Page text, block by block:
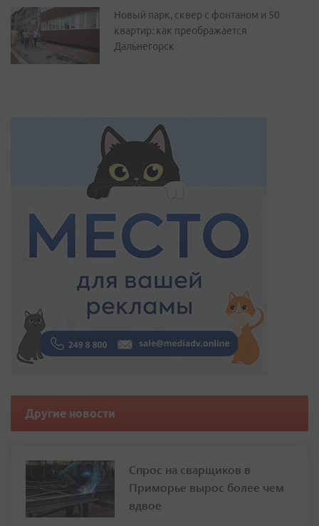
Новый парк, сквер с фонтаном и 50
квартир: как преображается
Дальнегорск
Другие новости
Спрос на сварщиков в
Приморье вырос более чем
вдвое